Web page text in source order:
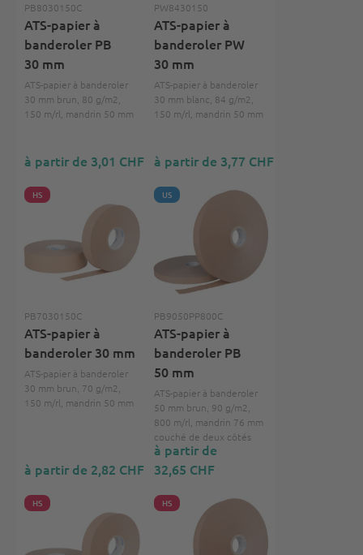
PB8030150C
ATS-papier à
banderoler PB
30 mm
ATS-papier à banderoler
30 mm brun, 80 g/m2,
150 m/rl, mandrin 50 mm
à partir de 3,01 CHF
PW8430150
ATS-papier à
banderoler PW
30 mm
ATS-papier à banderoler
30 mm blanc, 84 g/m2,
150 m/rl, mandrin 50 mm
à partir de 3,77 CHF
HS
PB7030150C
ATS-papier à
banderoler 30 mm
ATS-papier à banderoler
30 mm brun, 70 g/m2,
150 m/rl, mandrin 50 mm
à partir de 2,82 CHF
US
PB9050PP800C
ATS-papier à
banderoler PB
50 mm
ATS-papier à banderoler
50 mm brun, 90 g/m2,
800 m/rl, mandrin 76 mm
couché de deux côtés
à partir de
32,65 CHF
HS HS